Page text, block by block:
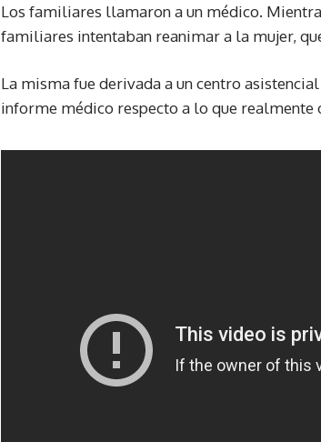
Los familiares llamaron a un médico.
familiares intentaban reanimar a la mujer,
La misma fue derivada a un centro
informe médico respecto a lo que realmente